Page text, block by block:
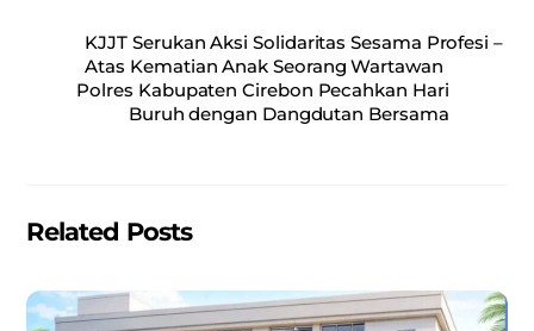
c
e
b
k
ai
l
at
s
A
ar
e
KJJT Serukan Aksi Solidaritas Sesama Profesi –
Atas Kematian Anak Seorang Wartawan
Polres Kabupaten Cirebon Pecahkan Hari
Buruh dengan Dangdutan Bersama
Related Posts